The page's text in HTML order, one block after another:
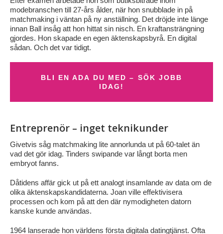
modebranschen till 27-års ålder, när hon snubblade in på
matchmaking i väntan på ny anställning. Det dröjde inte länge
innan Ball insåg att hon hittat sin nisch. En kraftansträngning
gjordes. Hon skapade en egen äktenskapsbyrå. En digital
sådan. Och det var tidigt.
BLI EN ADA DU MED – SÖK JOBB
IDAG!
Entreprenör – inget teknikunder
Givetvis såg matchmaking lite annorlunda ut på 60-talet än
vad det gör idag. Tinders swipande var långt borta men
embryot fanns.
Dåtidens affär gick ut på ett analogt insamlande av data om de
olika äktenskapskandidaterna. Joan ville effektivisera
processen och kom på att den där nymodigheten datorn
kanske kunde användas.
1964 lanserade hon världens första digitala datingtjänst. Ofta